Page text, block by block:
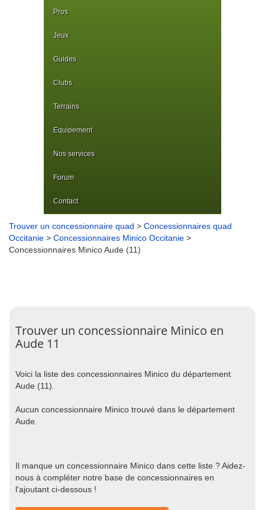
Pros
Jeux
Guides
Clubs
Terrains
Equipement
Nos services
Forum
Contact
Trouver un concessionnaire quad > Concessionnaires quad
Occitanie > Concessionnaires Minico Occitanie >
Concessionnaires Minico Aude (11)
Trouver un concessionnaire Minico en
Aude 11
Voici la liste des concessionnaires Minico du département
Aude (11).
Aucun concessionnaire Minico trouvé dans le département
Aude.
Il manque un concessionnaire Minico dans cette liste ? Aidez-
nous à compléter notre base de concessionnaires en
l'ajoutant ci-dessous !